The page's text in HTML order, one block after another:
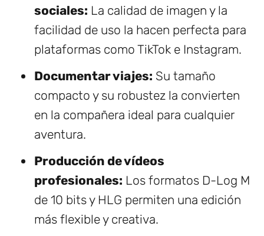
sociales: La calidad de imagen y la
facilidad de uso la hacen perfecta para
plataformas como TikTok e Instagram.
Documentar viajes: Su tamaño
compacto y su robustez la convierten
en la compañera ideal para cualquier
aventura.
Producción de vídeos
profesionales: Los formatos D-Log M
de 10 bits y HLG permiten una edición
más flexible y creativa.